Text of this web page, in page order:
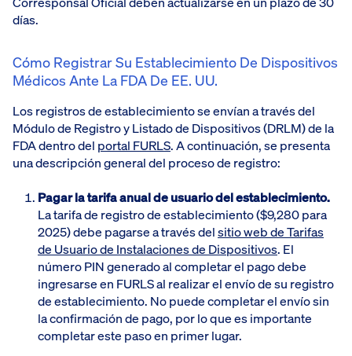
días.
Cómo Registrar Su Establecimiento De Dispositivos
Médicos Ante La FDA De EE. UU.
Los registros de establecimiento se envían a través del
Módulo de Registro y Listado de Dispositivos (DRLM) de la
FDA dentro del portal FURLS. A continuación, se presenta
una descripción general del proceso de registro:
Pagar la tarifa anual de usuario del establecimiento.
La tarifa de registro de establecimiento ($9,280 para
2025) debe pagarse a través delsitio web de Tarifas
de Usuario de Instalaciones de Dispositivos. El
número PIN generado al completar el pago debe
ingresarse en FURLS al realizar el envío de su registro
de establecimiento. No puede completar el envío sin
la confirmación de pago, por lo que es importante
completar este paso en primer lugar.